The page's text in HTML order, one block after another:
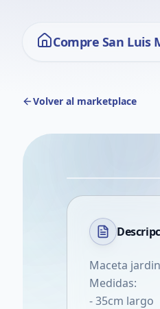
Compre San Luis
Volver al marketplace
Maceta
Medidas:
- 35cm largo